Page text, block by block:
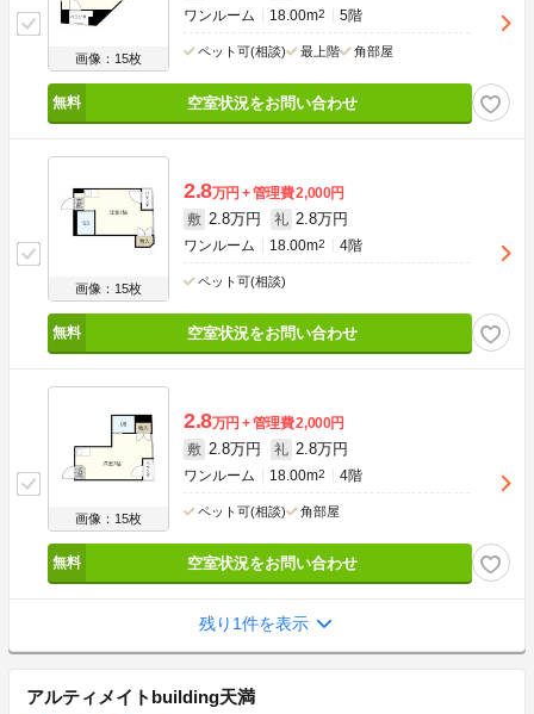
画像：15枚
ワンルーム 18.00m2 5階
ペット可(相談) 最上階 角部屋
空室状況をお問い合わせ
画像：15枚
2.8万円 管理費2,000円
敷 2.8万円 礼 2.8万円
ワンルーム 18.00m2 4階
ペット可(相談)
空室状況をお問い合わせ
画像：15枚
2.8万円 管理費2,000円
敷 2.8万円 礼 2.8万円
ワンルーム 18.00m2 4階
ペット可(相談) 角部屋
空室状況をお問い合わせ
残り1件を表示
アルティメイトbuilding天満